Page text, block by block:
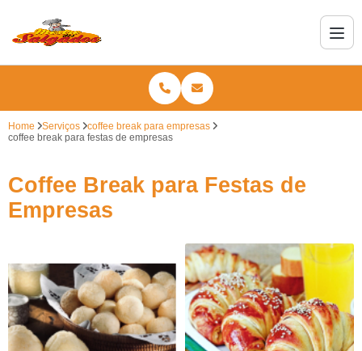
Home Serviços
coffee break para empresas
coffee break para festas de empresas
Coffee Break para Festas de
Empresas